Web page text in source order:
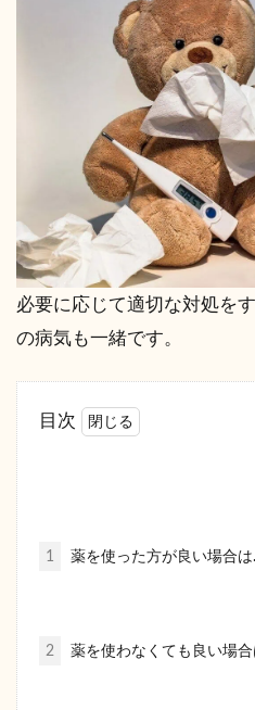
必要に応じて適切な対処を
の病気も一緒です。
目次
1 薬を使った方が良い場合
2 薬を使わなくても良い場